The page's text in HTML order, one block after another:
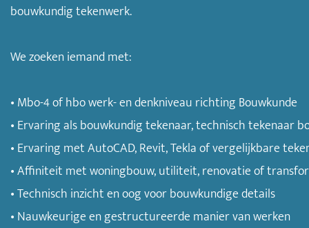
bouwkundig tekenwerk.
We zoeken iemand met:
• Mbo-4 of hbo werk- en denkniveau richting Bouwkunde
• Ervaring als bouwkundig tekenaar, technisch tekenaar
• Ervaring met AutoCAD, Revit, Tekla of vergelijkbare
• Affiniteit met woningbouw, utiliteit, renovatie of
• Technisch inzicht en oog voor bouwkundige details
• Nauwkeurige en gestructureerde manier van werken